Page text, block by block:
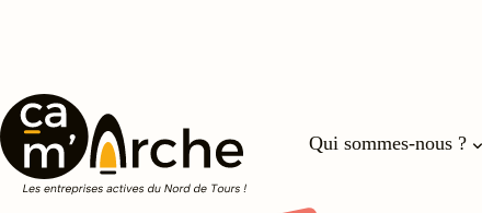
Qui sommes-nous ?